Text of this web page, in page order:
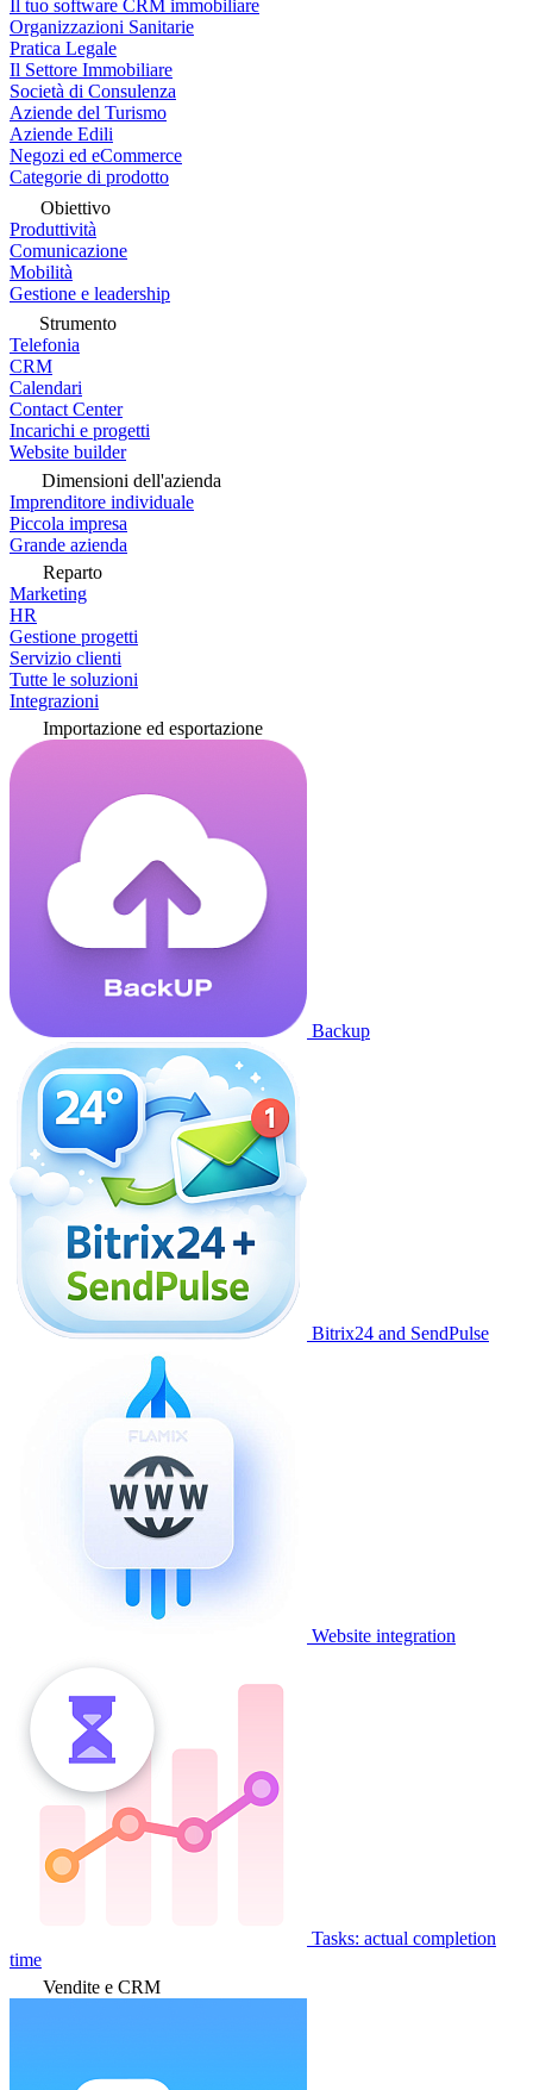
Il tuo software CRM immobiliare
Organizzazioni Sanitarie
Pratica Legale
Il Settore Immobiliare
Società di Consulenza
Aziende del Turismo
Aziende Edili
Negozi ed eCommerce
Categorie di prodotto
Obiettivo
Produttività
Comunicazione
Mobilità
Gestione e leadership
Strumento
Telefonia
CRM
Calendari
Contact Center
Incarichi e progetti
Website builder
Dimensioni dell'azienda
Imprenditore individuale
Piccola impresa
Grande azienda
Reparto
Marketing
HR
Gestione progetti
Servizio clienti
Tutte le soluzioni
Integrazioni
Importazione ed esportazione
Backup
Bitrix24 and SendPulse
Website integration
Tasks: actual completion
time
Vendite e CRM